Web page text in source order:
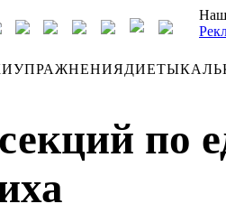
УПРАЖНЕНИЯДИЕТЫ
по